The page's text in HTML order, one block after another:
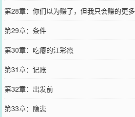
第28章：你们以为赚了，但我只会赚的更多
第29章：条件
第30章：吃瘪的江彩霞
第31章：记账
第32章：出发前
第33章：隐患